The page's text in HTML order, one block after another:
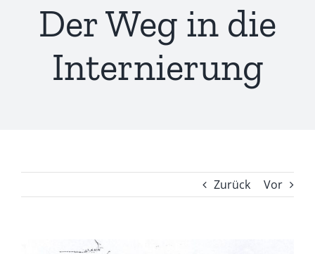
Der Weg in die
Internierung
Zurück Vor